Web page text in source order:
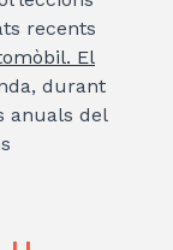
recents
El
durant
anuals del